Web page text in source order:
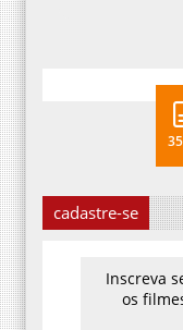
cadastre-se
Inscreva
os